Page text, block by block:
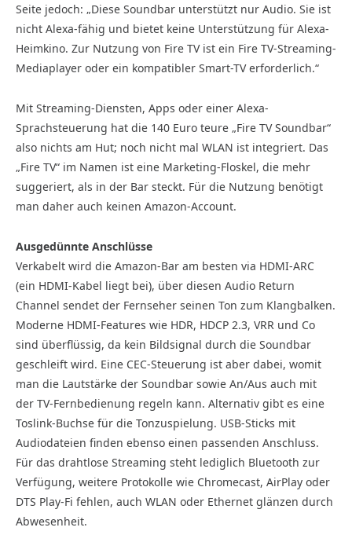
Seite jedoch: „Diese Soundbar unterstützt nur Audio. Sie ist
nicht Alexa-fähig und bietet keine Unterstützung für Alexa-
Heimkino. Zur Nutzung von Fire TV ist ein Fire TV-Streaming-
Mediaplayer oder ein kompatibler Smart-TV erforderlich.“
Mit Streaming-Diensten, Apps oder einer Alexa-
Sprachsteuerung hat die 140 Euro teure „Fire TV Soundbar“
also nichts am Hut; noch nicht mal WLAN ist integriert. Das
„Fire TV“ im Namen ist eine Marketing-Floskel, die mehr
suggeriert, als in der Bar steckt. Für die Nutzung benötigt
man daher auch keinen Amazon-Account.
Ausgedünnte Anschlüsse
Verkabelt wird die Amazon-Bar am besten via HDMI-ARC
(ein HDMI-Kabel liegt bei), über diesen Audio Return
Channel sendet der Fernseher seinen Ton zum Klangbalken.
Moderne HDMI-Features wie HDR, HDCP 2.3, VRR und Co
sind überflüssig, da kein Bildsignal durch die Soundbar
geschleift wird. Eine CEC-Steuerung ist aber dabei, womit
man die Lautstärke der Soundbar sowie An/Aus auch mit
der TV-Fernbedienung regeln kann. Alternativ gibt es eine
Toslink-Buchse für die Tonzuspielung. USB-Sticks mit
Audiodateien finden ebenso einen passenden Anschluss.
Für das drahtlose Streaming steht lediglich Bluetooth zur
Verfügung, weitere Protokolle wie Chromecast, AirPlay oder
DTS Play-Fi fehlen, auch WLAN oder Ethernet glänzen durch
Abwesenheit.